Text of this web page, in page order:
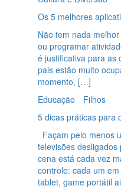
Os 5 melhores
Não tem nada
ou programar
é justificativa para as
pais estão muito
momento, […]
Educação
Filhos
5 dicas práticas para
Façam pelo menos
televisões
cena está cada vez
controle: cada um
tablet, game portátil